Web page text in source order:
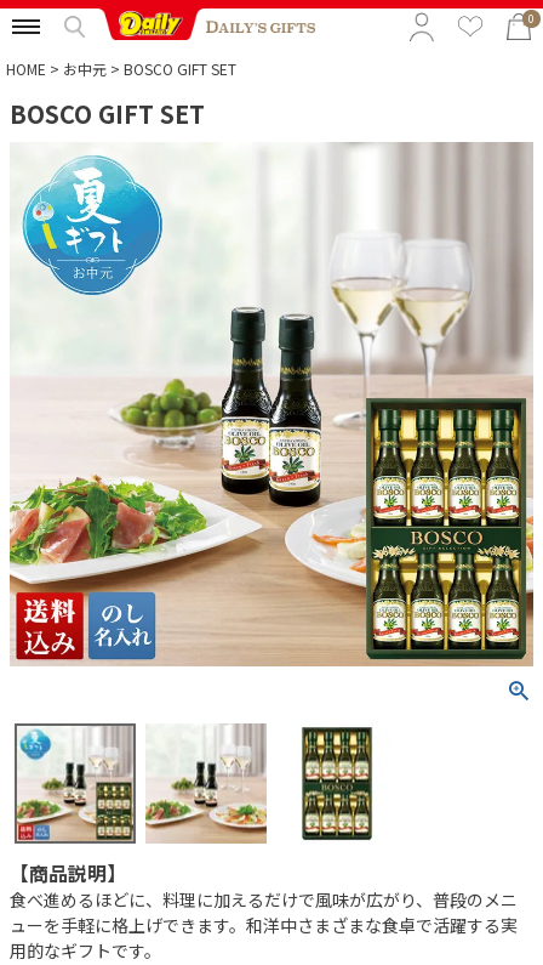
0
特集から選ぶ
予算から選ぶ
カテゴリから選ぶ
贈る相手から選ぶ
HOME お中元 BOSCO GIFT SET
BOSCO GIFT SET
【商品説明】
食べ進めるほどに、料理に加えるだけで風味が広がり、普段のメニ
ューを手軽に格上げできます。和洋中さまざまな食卓で活躍する実
用的なギフトです。